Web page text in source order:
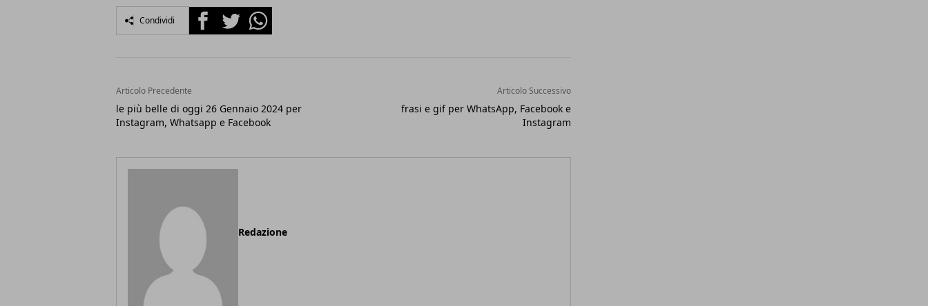
Condividi FacebookTwitterWhatsapp
Articolo Precedente
le più belle di oggi 26 Gennaio 2024 per
Instagram, Whatsapp e Facebook
Articolo Successivo
frasi e gif per WhatsApp, Facebook e
Instagram
Redazione